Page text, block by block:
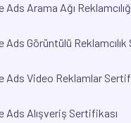
Ads Arama Ağı
Ads Görüntülü
Ads Video Reklamlar
Ads Alışveriş Sertifikası